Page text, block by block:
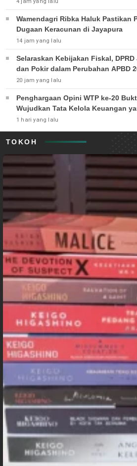
Wamendagri Ribka Haluk Pastikan
Dugaan Keracunan di Jayapura
14 jam yang lalu
Selaraskan Kebijakan Fiskal,
dan Pokir dalam Perubahan APBD
20 jam yang lalu
Penghargaan Opini WTP ke-20
Wujudkan Tata Kelola Keuangan
1 hari yang lalu
TOKOH